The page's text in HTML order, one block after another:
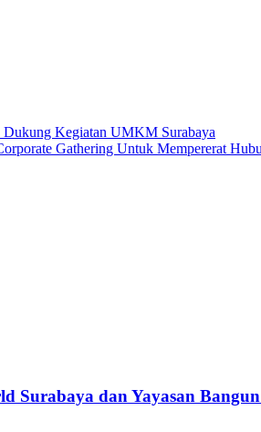
Dukung Kegiatan UMKM Surabaya
Gathering Untuk Mempererat
Surabaya dan Yayasan